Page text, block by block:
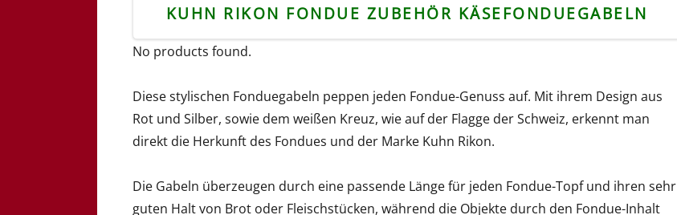
KUHN RIKON FONDUE ZUBEHÖR KÄSEFONDUEGABELN
No products found.
Diese stylischen Fonduegabeln peppen jeden Fondue-Genuss auf. Mit ihrem Design aus
Rot und Silber, sowie dem weißen Kreuz, wie auf der Flagge der Schweiz, erkennt man
direkt die Herkunft des Fondues und der Marke Kuhn Rikon.
Die Gabeln überzeugen durch eine passende Länge für jeden Fondue-Topf und ihren sehr
guten Halt von Brot oder Fleischstücken, während die Objekte durch den Fondue-Inhalt